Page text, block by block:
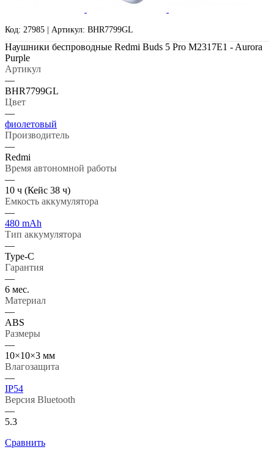
Код: 27985 | Артикул: BHR7799GL
Наушники беспроводные Redmi Buds 5 Pro M2317E1 - Aurora
Purple
Артикул
—
BHR7799GL
Цвет
—
фиолетовый
Производитель
—
Redmi
Время автономной работы
—
10 ч (Кейс 38 ч)
Емкость аккумулятора
—
480 mАh
Тип аккумулятора
—
Type-C
Гарантия
—
6 мес.
Материал
—
ABS
Размеры
—
10×10×3 мм
Влагозащита
—
IP54
Версия Bluetooth
—
5.3
Сравнить